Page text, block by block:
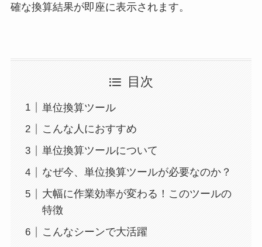
確な換算結果が即座に表示されます。
目次
単位換算ツール
こんな人におすすめ
単位換算ツールについて
なぜ今、単位換算ツールが必要なのか？
大幅に作業効率が変わる！このツールの
特徴
こんなシーンで大活躍